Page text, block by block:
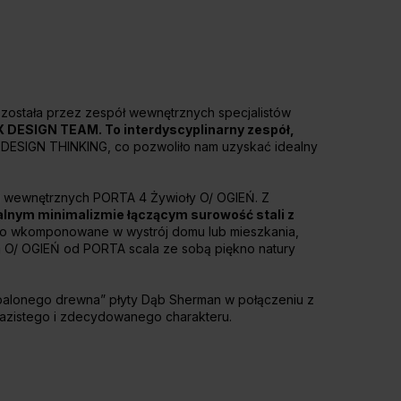
przez zespół wewnętrznych specjalistów
DESIGN TEAM. To interdyscyplinarny zespół,
THINKING, co pozwoliło nam uzyskać idealny
PORTA 4 Żywioły O/ OGIEŃ. Z
minimalizmie łączącym surowość stali z
w wystrój domu lub mieszkania,
OGIEŃ od PORTA scala ze sobą piękno natury
drewna” płyty Dąb Sherman w połączeniu z
i zdecydowanego charakteru.